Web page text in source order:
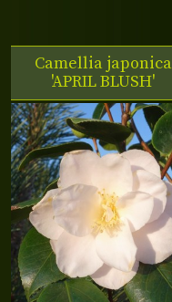
Camellia japonica
'APRIL BLUSH'